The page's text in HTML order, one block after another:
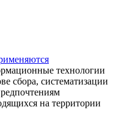
технологии
сбора, систематизации
на территории